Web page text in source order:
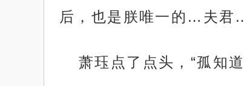
后，也是朕唯一的…夫君
萧珏点了点头，“孤知